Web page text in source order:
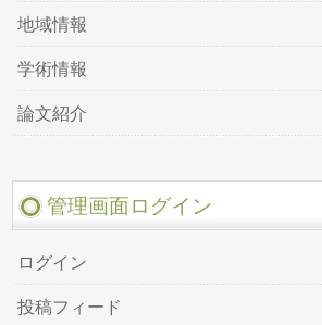
地域情報
学術情報
論文紹介
管理画面ログイン
ログイン
投稿フィード